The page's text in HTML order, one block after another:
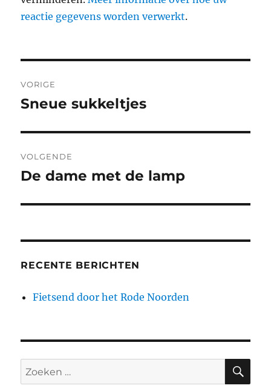
reactie gegevens worden verwerkt.
VORIGE
Vorig
Sneue sukkeltjes
VOLGENDE
Volgend
De dame met de lamp
RECENTE BERICHTEN
Fietsend door het Rode Noorden
Zoeken
naar: